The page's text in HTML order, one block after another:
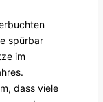
spürbar
im
dass viele